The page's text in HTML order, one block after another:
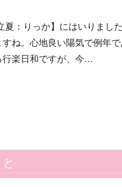
：りっか】にはいりまし
ね。心地良い陽気で例年
行楽日和ですが、今…